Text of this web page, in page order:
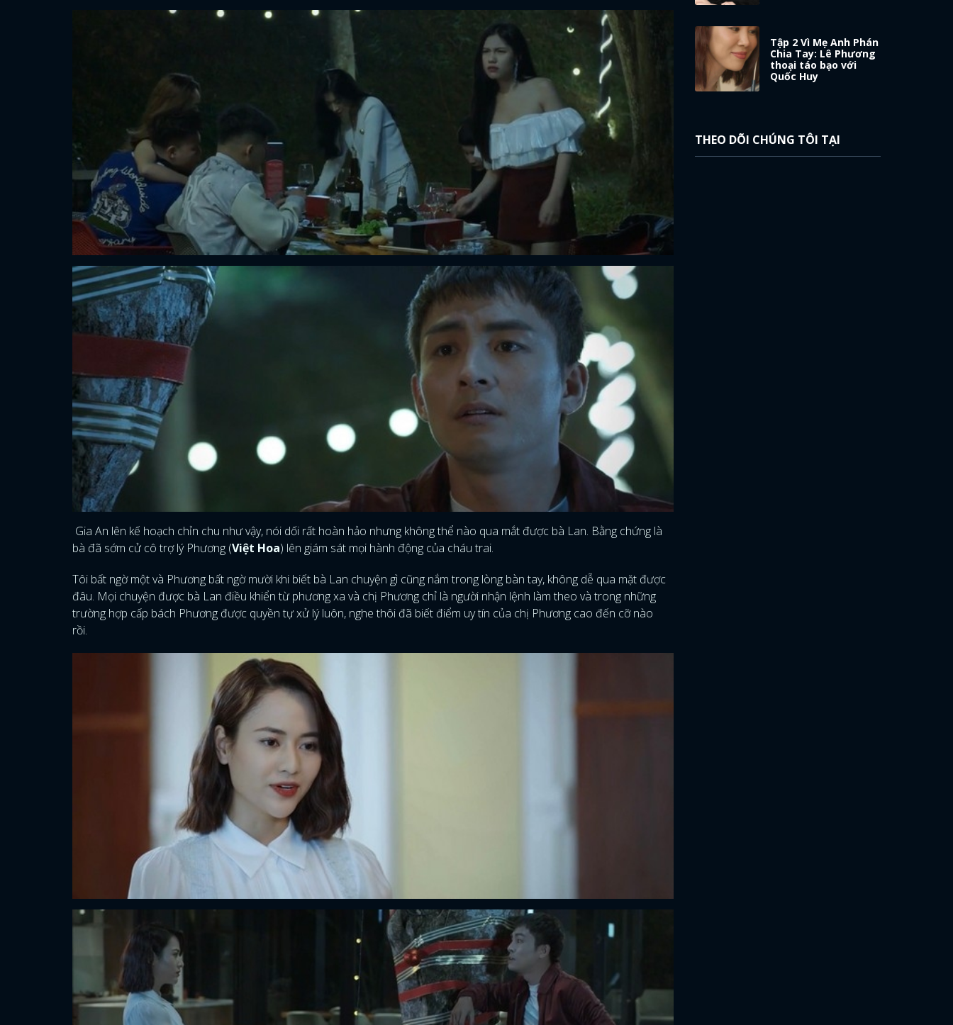
ĐĂNG NHẬP
FACEBOOK GOOGLE
Gia An lên kế hoạch chỉn chu như vậy, nói dối rất hoàn hảo nhưng không thể nào qua mắt được bà Lan. Bằng chứng là
bà đã sớm cử cô trợ lý Phương (Việt Hoa) lên giám sát mọi hành động của cháu trai.
Tôi bất ngờ một và Phương bất ngờ mười khi biết bà Lan chuyện gì cũng nắm trong lòng bàn tay, không dễ qua mặt được
đâu. Mọi chuyện được bà Lan điều khiển từ phương xa và chị Phương chỉ là người nhận lệnh làm theo và trong những
trường hợp cấp bách Phương được quyền tự xử lý luôn, nghe thôi đã biết điểm uy tín của chị Phương cao đến cỡ nào
rồi.
Tập 2 Vì Mẹ Anh Phán
Chia Tay: Lê Phương
thoại táo bạo với
Quốc Huy
THEO DÕI CHÚNG TÔI TẠI